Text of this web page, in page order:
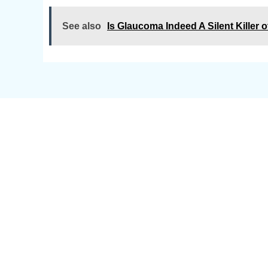
See also Is Glaucoma Indeed A Silent Killer